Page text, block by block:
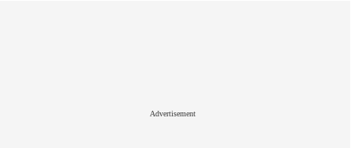
Advertisement